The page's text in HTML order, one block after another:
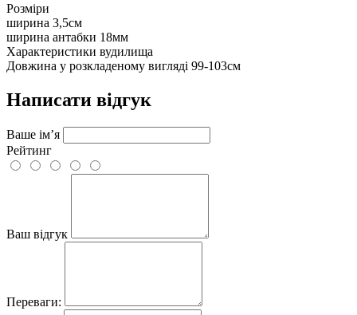
Розміри
ширина 3,5см
ширина антабки 18мм
Характеристики вудилища
Довжина у розкладеному вигляді 99-103см
Написати відгук
Ваше ім’я
Рейтинг
Ваш відгук
Переваги: